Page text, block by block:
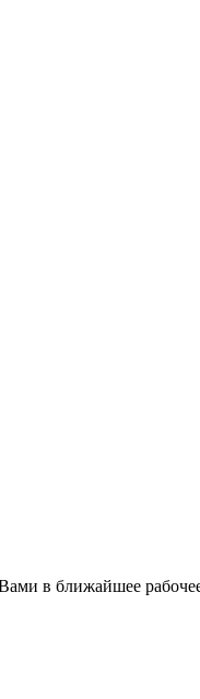
в ближайшее